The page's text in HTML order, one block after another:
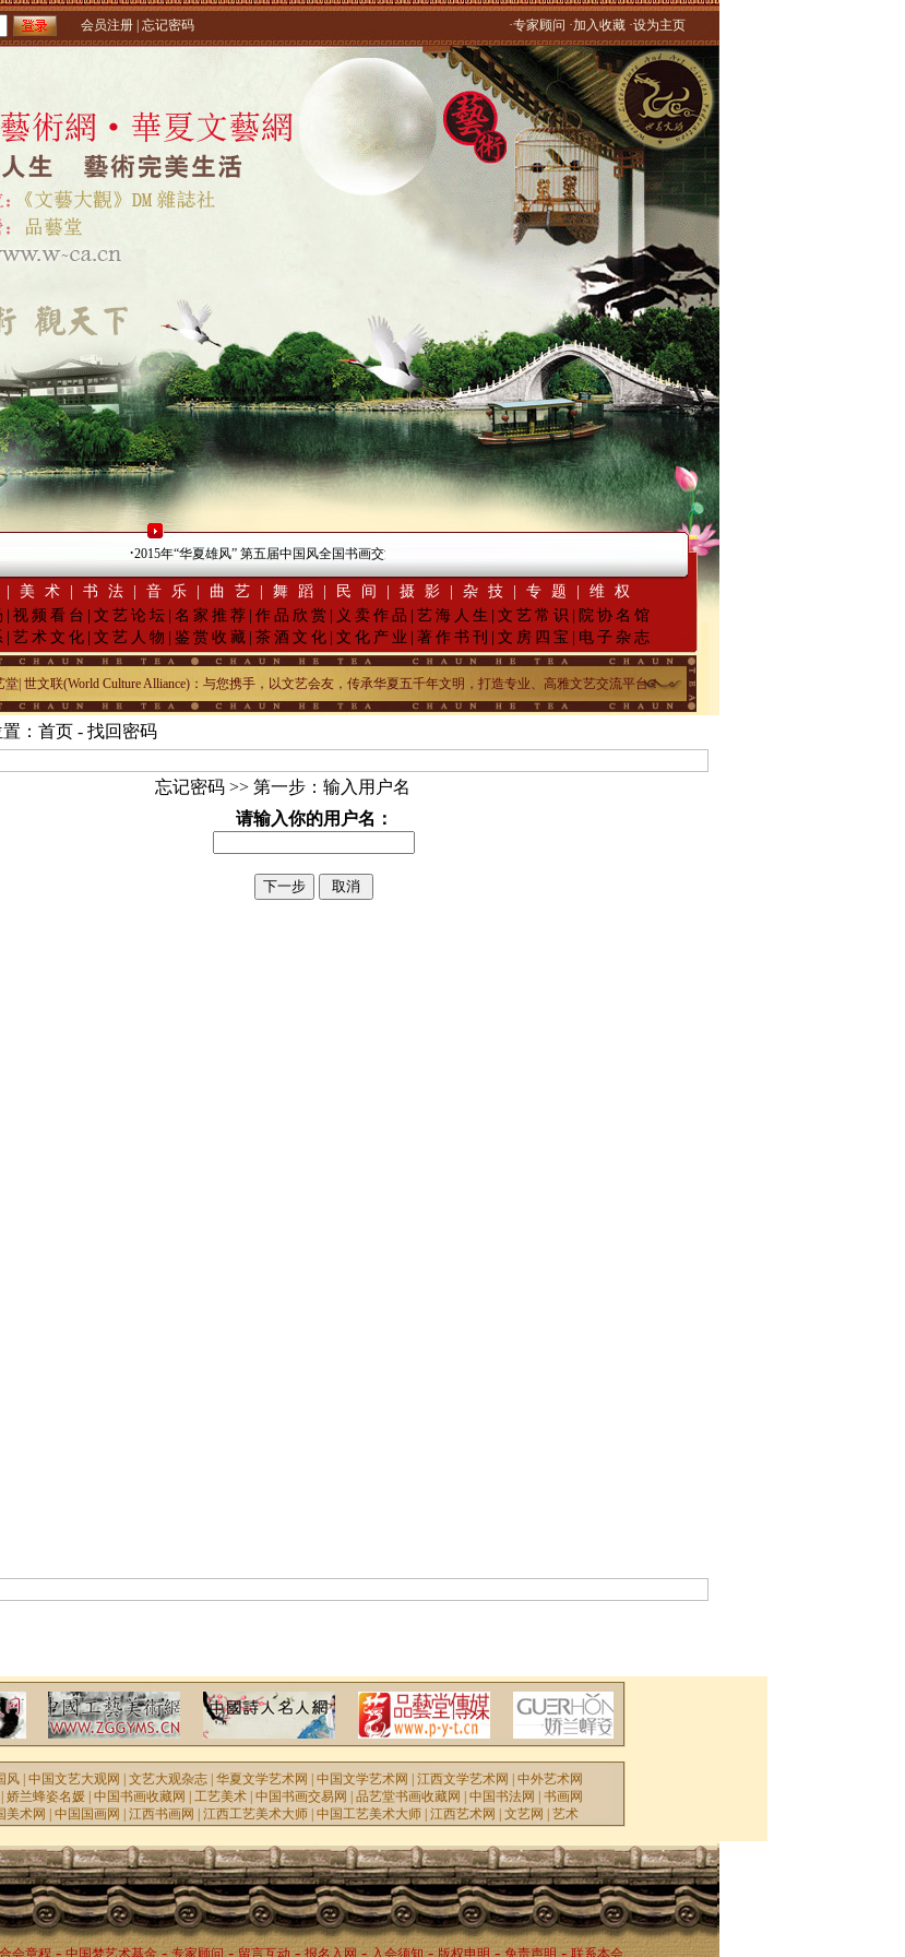
会员注册 忘记密码 ·专家顾问 ·加入收藏 ·设为主页
2015年“华夏雄风” 第五届中国风全国书画交流赛暨纪念抗日战争胜利70周年书画展5月18日起征稿 “墨韵千年”百位名家绘中华百米长卷
美术 书法 音乐 曲艺 舞蹈 民间 摄影 杂技 专题
维权
视频看台 文艺论坛 名家推荐 作品欣赏 义卖作品 艺海人生 文艺常识
院协名馆
艺术文化 文艺人物 鉴赏收藏 茶酒文化 文化产业 著作书刊 文房四宝 电子杂志
| 世文联(World Culture Alliance)：与您携手，以文艺会友，传承华夏五千年文明，打造专业、高雅文艺交流平台！
：首页 - 找回密码
忘记密码 >> 第一步：输入用户名
请输入你的用户名：
风 中国文艺大观网 文艺大观杂志 华夏文学艺术网 中国文学艺术网 江西文学艺术网
中外艺术网
娇兰蜂姿名媛 中国书画收藏网 工艺美术 中国书画交易网 品艺堂书画收藏网 中国书法网
书画网
美术网 中国国画网 江西书画网 江西工艺美术大师 中国工艺美术大师 江西艺术网 文艺网 艺术
会章程- 中国梦艺术基金- 专家顾问 - 留言互动- 报名入网 - 入会须知 - 版权申明 - 免责声明 -联系本会